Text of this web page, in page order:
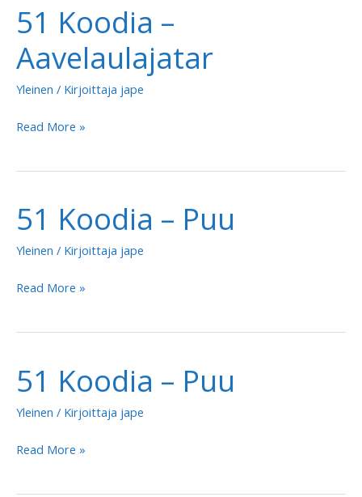
51 Koodia –
Aavelaulajatar
Yleinen / Kirjoittaja jape
51
–
Read More »
51 Koodia – Puu
Yleinen / Kirjoittaja jape
51
–
Read More »
51 Koodia – Puu
Yleinen / Kirjoittaja jape
51
–
Read More »